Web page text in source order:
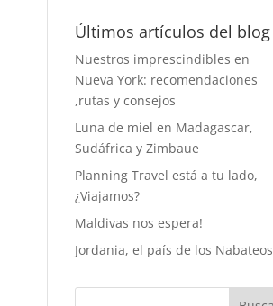
Últimos artículos del blog
Nuestros imprescindibles en
Nueva York: recomendaciones
,rutas y consejos
Luna de miel en Madagascar,
Sudáfrica y Zimbaue
Planning Travel está a tu lado,
¿Viajamos?
Maldivas nos espera!
Jordania, el país de los Nabateos